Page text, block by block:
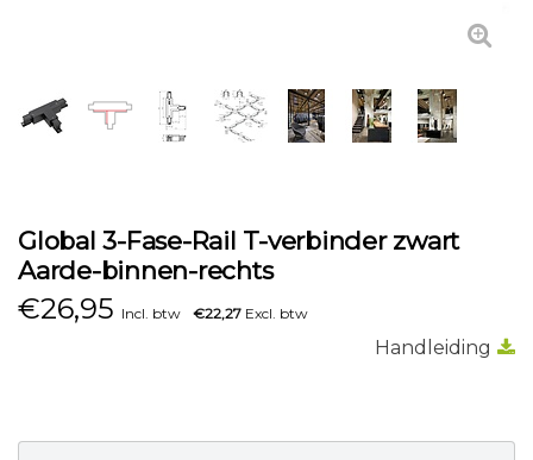
Global 3-Fase-Rail T-verbinder zwart
Aarde-binnen-rechts
€26,95 Incl. btw €22,27 Excl. btw
Handleiding